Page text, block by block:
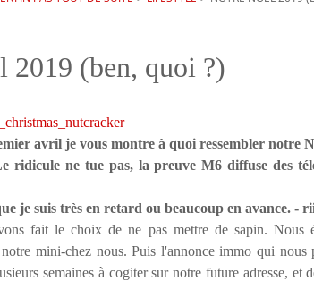
2019 (ben, quoi ?)
avril je vous montre à quoi ressembler notre
ridicule ne tue pas, la preuve M6 diffuse des
je suis très en retard ou beaucoup en avance. -
fait le choix de ne pas mettre de sapin. Nous
mini-chez nous. Puis l'annonce immo qui nous
semaines à cogiter sur notre future adresse, et